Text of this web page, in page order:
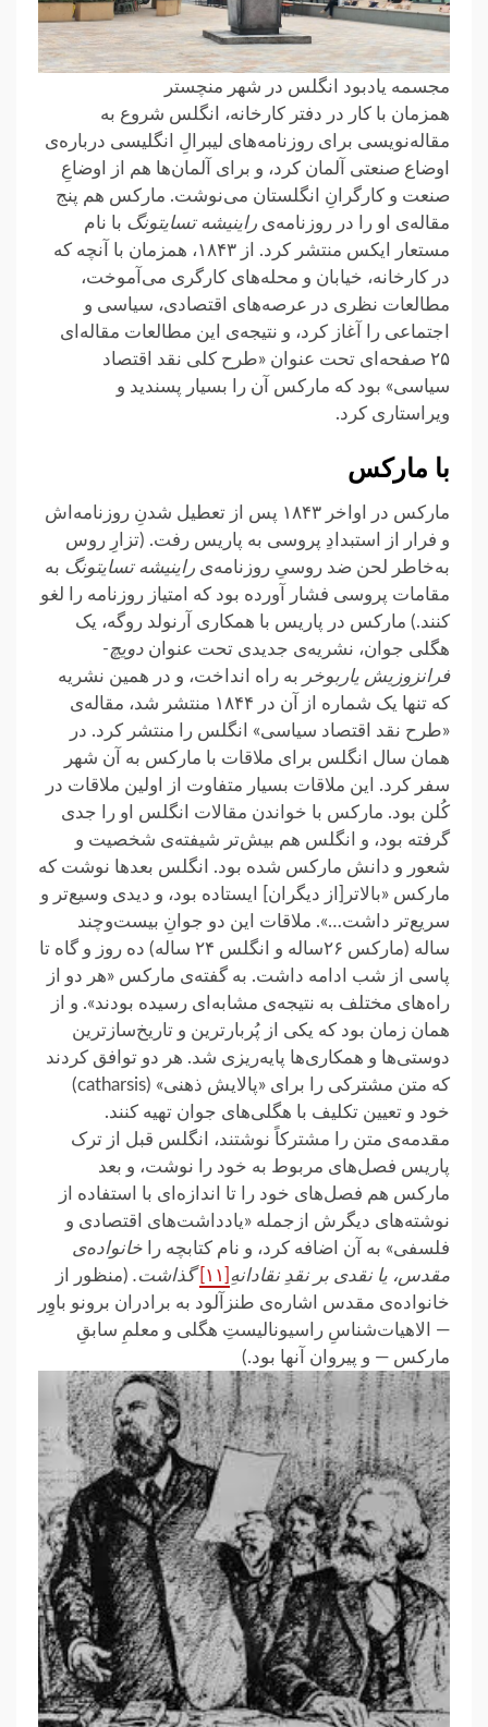
مجسمه یادبود انگلس در شهر منچستر
همزمان با کار در دفتر کارخانه، انگلس شروع به
مقاله‌نویسی برای روزنامه‌های لیبرالِ انگلیسی درباره‌ی
اوضاع صنعتی آلمان کرد، و برای آلمان‌ها هم از اوضاعِ
صنعت و کارگرانِ انگلستان می‌نوشت. مارکس هم پنج
مقاله‌ی او را در روزنامه‌ی راینیشه تسایتونگ با نام
مستعار ایکس منتشر کرد. از ۱۸۴۳، همزمان با آنچه که
در کارخانه، خیابان و محله‌های کارگری می‌آموخت،
مطالعات نظری در عرصه‌های اقتصادی، سیاسی و
اجتماعی را آغاز کرد، و نتیجه‌ی این مطالعات مقاله‌ای
۲۵ صفحه‌ای تحت عنوان «طرح کلی نقد اقتصاد
سیاسی» بود که مارکس آن را بسیار پسندید و
ویراستاری کرد.
با مارکس
مارکس در اواخر ۱۸۴۳ پس از تعطیل شدنِ روزنامه‌اش
و فرار از استبدادِ پروسی به پاریس رفت. (تزارِ روس
به‌خاطر لحن ضد روسیِ روزنامه‌ی راینیشه تسایتونگ به
مقامات پروسی فشار آورده بود که امتیاز روزنامه را لغو
کنند.) مارکس در پاریس با همکاری آرنولد روگه، یک
هگلی جوان، نشریه‌ی جدیدی تحت عنوان دویچ-
فرانزوزیش یاربوخر
به راه انداخت، و در همین نشریه
که تنها یک شماره از آن در ۱۸۴۴ منتشر شد، مقاله‌ی
«طرح نقد اقتصاد سیاسی» انگلس را منتشر کرد. در
همان سال انگلس برای ملاقات با مارکس به آن شهر
سفر کرد. این ملاقات بسیار متفاوت از اولین ملاقات در
کُلن بود. مارکس با خواندن مقالات انگلس او را جدی
گرفته بود، و انگلس هم بیش‌تر شیفته‌ی شخصیت و
شعور و دانش مارکس شده بود. انگلس بعدها نوشت که
مارکس «بالاتر[از دیگران] ایستاده بود، و دیدی وسیع‌تر و
سریع‌تر داشت…». ملاقات این دو جوانِ بیست‌وچند
ساله (مارکس ۲۶ساله و انگلس ۲۴ ساله) ده روز و گاه تا
پاسی از شب ادامه داشت. به گفته‌ی مارکس «هر دو از
راه‌های مختلف به نتیجه‌ی مشابه‌ای رسیده بودند». و از
همان زمان بود که یکی از پُربارترین و تاریخ‌سازترین
دوستی‌ها و همکاری‌ها پایه‌ریزی شد. هر دو توافق کردند
که متن مشترکی را برای «پالایش ذهنی» (catharsis)
خود و تعیین تکلیف با هگلی‌های جوان تهیه کنند.
مقدمه‌ی ‌‌متن را مشترکاً نوشتند، انگلس قبل از ترک
پاریس فصل‌های مربوط به خود را نوشت، و بعد
مارکس هم فصل‌های خود را تا اندازه‌ای با استفاده از
نوشته‌های دیگرش ازجمله «یادداشت‌های اقتصادی و
فلسفی» به آن اضافه کرد، و نام کتابچه را خانواده‌ی
مقدس، یا نقدی بر نقدِ نقادانهِ
گذاشت. (منظور از
خانواده‌ی مقدس اشاره‌ی طنزآلود به برادران برونو باوِر
— الاهیات‌شناسِ راسیونالیستِ هگلی و معلمِ سابقِ
مارکس — و پیروان آنها بود.)